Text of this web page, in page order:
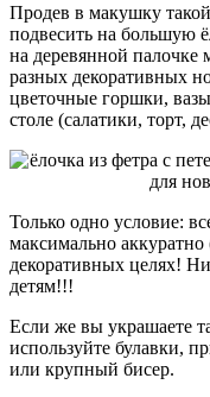
Продев в макушку
подвесить на большую
на деревянной палочке
разных декоративных
цветочные горшки,
столе (салатики, торт,
Только одно условие:
максимально аккуратно
декоративных целях!
детям!!!
Если же вы украшаете
используйте булавки,
или крупный бисер.